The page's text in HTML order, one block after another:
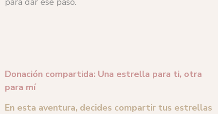
Donación compartida: Una estrella para ti, otra
para mí
En esta aventura, decides compartir tus estrellas